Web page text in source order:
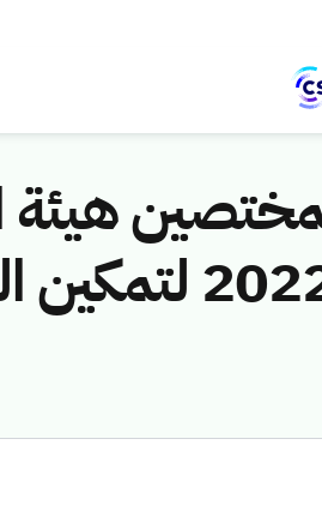
هيئة
تفتتح أعمال منتدى